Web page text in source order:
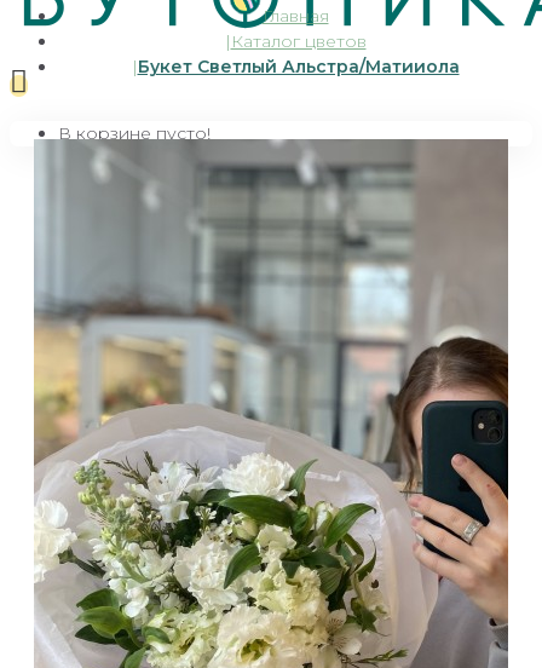
В корзине пусто!
Главная
Каталог цветов
Букет Светлый Альстра/Матииола